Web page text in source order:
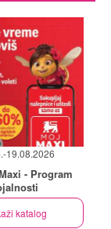
19.08.2026
- Program
katalog